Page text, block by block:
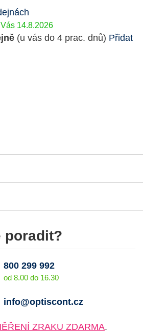
14.8.2026
(u vás do 4 prac. dnů) Přidat
poradit?
800 299 992
od 8.00 do 16.30
info@optiscont.cz
ZRAKU ZDARMA.